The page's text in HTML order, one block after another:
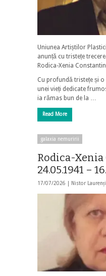
Uniunea Artiștilor
anunță cu tristețe
Rodica-Xenia
Cu profundă tristețe și
unei vieți dedicate
ia rămas bun de la …
Read More
galaxia nemuririi
Rodica-
24.05.1941 –
17/07/2026 | Nistor